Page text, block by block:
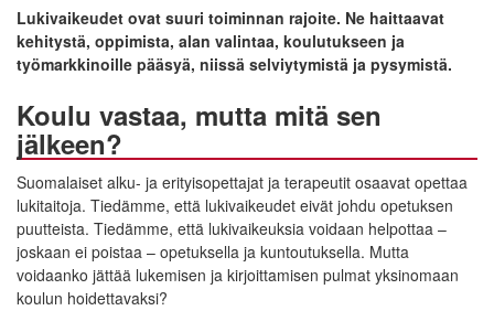
Lukivaikeudet ovat suuri toiminnan rajoite. Ne haittaavat
kehitystä, oppimista, alan valintaa, koulutukseen ja
työmarkkinoille pääsyä, niissä selviytymistä ja pysymistä.
Koulu vastaa, mutta mitä sen
jälkeen?
Suomalaiset alku- ja erityisopettajat ja terapeutit osaavat opettaa
lukitaitoja. Tiedämme, että lukivaikeudet eivät johdu opetuksen
puutteista. Tiedämme, että lukivaikeuksia voidaan helpottaa –
joskaan ei poistaa – opetuksella ja kuntoutuksella. Mutta
voidaanko jättää lukemisen ja kirjoittamisen pulmat yksinomaan
koulun hoidettavaksi?